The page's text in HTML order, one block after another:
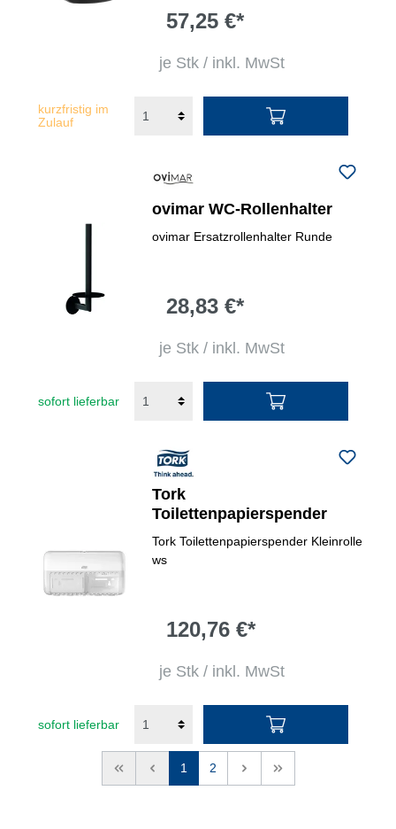
57,25 €*
je Stk / inkl. MwSt
kurzfristig im
Zulauf
ovimar WC-Rollenhalter
ovimar Ersatzrollenhalter Runde
28,83 €*
je Stk / inkl. MwSt
sofort lieferbar
Tork
Toilettenpapierspender
Tork Toilettenpapierspender Kleinrolle
ws
120,76 €*
je Stk / inkl. MwSt
sofort lieferbar
<< < 1 2 > >>